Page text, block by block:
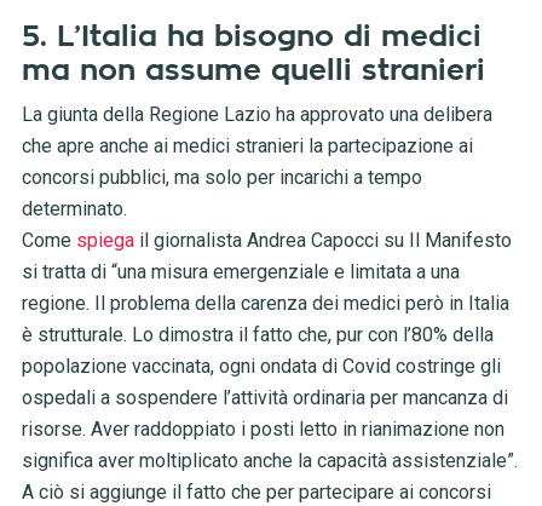
5. L’Italia ha bisogno di medici
ma non assume quelli stranieri
La giunta della Regione Lazio ha approvato una delibera
che apre anche ai medici stranieri la partecipazione ai
concorsi pubblici, ma solo per incarichi a tempo
determinato.
Come spiegail giornalista Andrea Capocci su Il Manifesto
si tratta di “una misura emergenziale e limitata a una
regione. Il problema della carenza dei medici però in Italia
è strutturale. Lo dimostra il fatto che, pur con l’80% della
popolazione vaccinata, ogni ondata di Covid costringe gli
ospedali a sospendere l’attività ordinaria per mancanza di
risorse. Aver raddoppiato i posti letto in rianimazione non
significa aver moltiplicato anche la capacità assistenziale”.
A ciò si aggiunge il fatto che per partecipare ai concorsi